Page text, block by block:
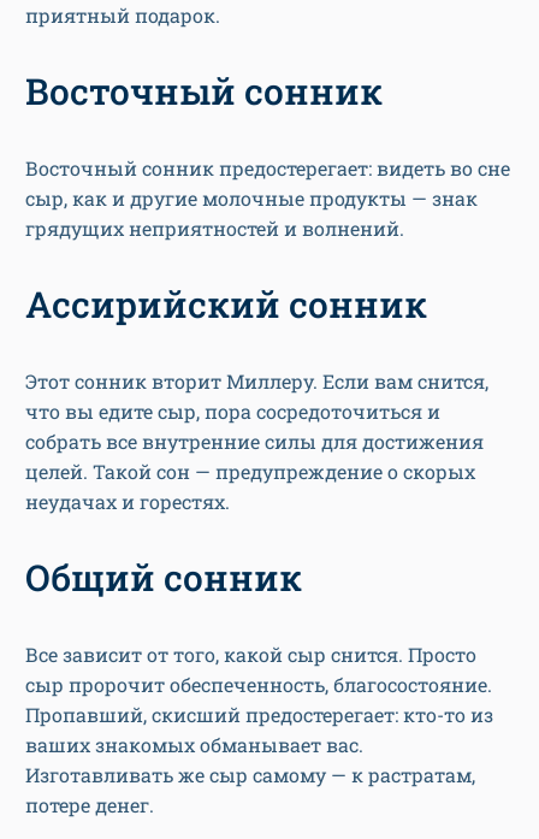
приятный подарок.
Восточный сонник
Восточный сонник предостерегает: видеть во сне
сыр, как и другие молочные продукты — знак
грядущих неприятностей и волнений.
Ассирийский сонник
Этот сонник вторит Миллеру. Если вам снится,
что вы едите сыр, пора сосредоточиться и
собрать все внутренние силы для достижения
целей. Такой сон — предупреждение о скорых
неудачах и горестях.
Общий сонник
Все зависит от того, какой сыр снится. Просто
сыр пророчит обеспеченность, благосостояние.
Пропавший, скисший предостерегает: кто-то из
ваших знакомых обманывает вас.
Изготавливать же сыр самому — к растратам,
потере денег.